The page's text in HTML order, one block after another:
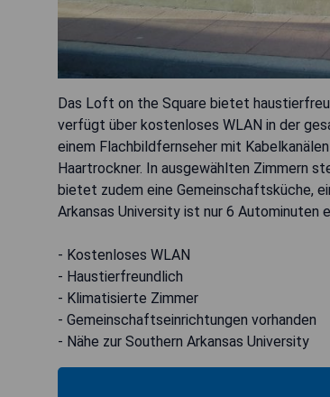
Das Loft on the Square bietet
verfügt über kostenloses WLAN in der
einem Flachbildfernseher mit
Haartrockner. In ausgewählten Zimmern
bietet zudem eine Gemeinschaftsküche,
Arkansas University ist nur 6 Autominuten
- Kostenloses WLAN
- Haustierfreundlich
- Klimatisierte Zimmer
- Gemeinschaftseinrichtungen vorhanden
- Nähe zur Southern Arkansas University